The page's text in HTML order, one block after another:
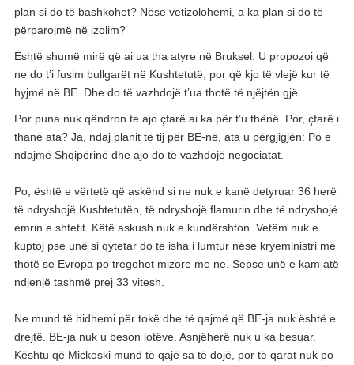
plan si do të bashkohet? Nëse vetizolohemi, a ka plan si do të
përparojmë në izolim?
Është shumë mirë që ai ua tha atyre në Bruksel. U propozoi që
ne do t’i fusim bullgarët në Kushtetutë, por që kjo të vlejë kur të
hyjmë në BE. Dhe do të vazhdojë t’ua thotë të njëjtën gjë.
Por puna nuk qëndron te ajo çfarë ai ka për t’u thënë. Por, çfarë i
thanë ata? Ja, ndaj planit të tij për BE-në, ata u përgjigjën: Po e
ndajmë Shqipërinë dhe ajo do të vazhdojë negociatat.
Po, është e vërtetë që askënd si ne nuk e kanë detyruar 36 herë
të ndryshojë Kushtetutën, të ndryshojë flamurin dhe të ndryshojë
emrin e shtetit. Këtë askush nuk e kundërshton. Vetëm nuk e
kuptoj pse unë si qytetar do të isha i lumtur nëse kryeministri më
thotë se Evropa po tregohet mizore me ne. Sepse unë e kam atë
ndjenjë tashmë prej 33 vitesh.
Ne mund të hidhemi për tokë dhe të qajmë që BE-ja nuk është e
drejtë. BE-ja nuk u beson lotëve. Asnjëherë nuk u ka besuar.
Kështu që Mickoski mund të qajë sa të dojë, por të qarat nuk po